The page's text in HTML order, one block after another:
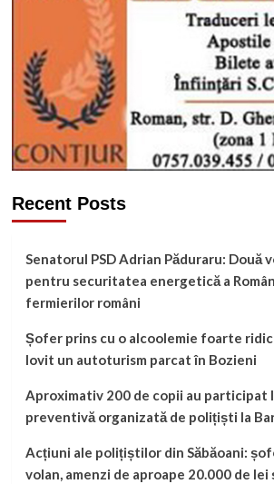
Recent Posts
Senatorul PSD Adrian Păduraru: Două
pentru securitatea energetică a
fermierilor români
Șofer prins cu o alcoolemie foarte
lovit un autoturism parcat în Bozieni
Aproximativ 200 de copii au participat
preventivă organizată de polițiști la
Acțiuni ale polițiștilor din Săbăoani:
volan, amenzi de aproape 20.000 de